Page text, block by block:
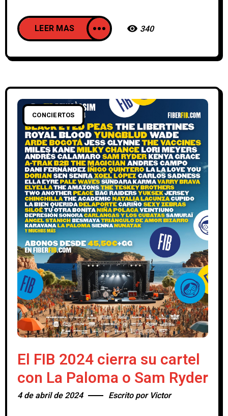
LEER MAS 340
CONCIERTOS
El FIB 2024 cierra su cartel
con La Paloma o Sam Ryder
4 de abril de 2024 Escrito por Victor